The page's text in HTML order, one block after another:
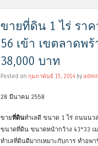
ขายที่ดิน 1 ไร่ รา
56 เข้า เขตลาดพ
38,000 บาท
Posted on กุมภาพันธ์ 15, 2014 by admin
28 มีนาคม 2558
ขายที่ดินทำเลดี ขนาด 1 ไร่ ถนนนว
ขนาดที่ดิน ขนาดหน้ากว้าง 43*33 เ
ทำเลที่ดินดีมากเหมาะกับการ ทำอพ